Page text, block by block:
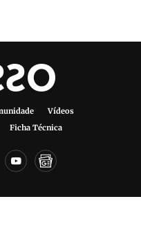
Vídeos
Ficha Técnica